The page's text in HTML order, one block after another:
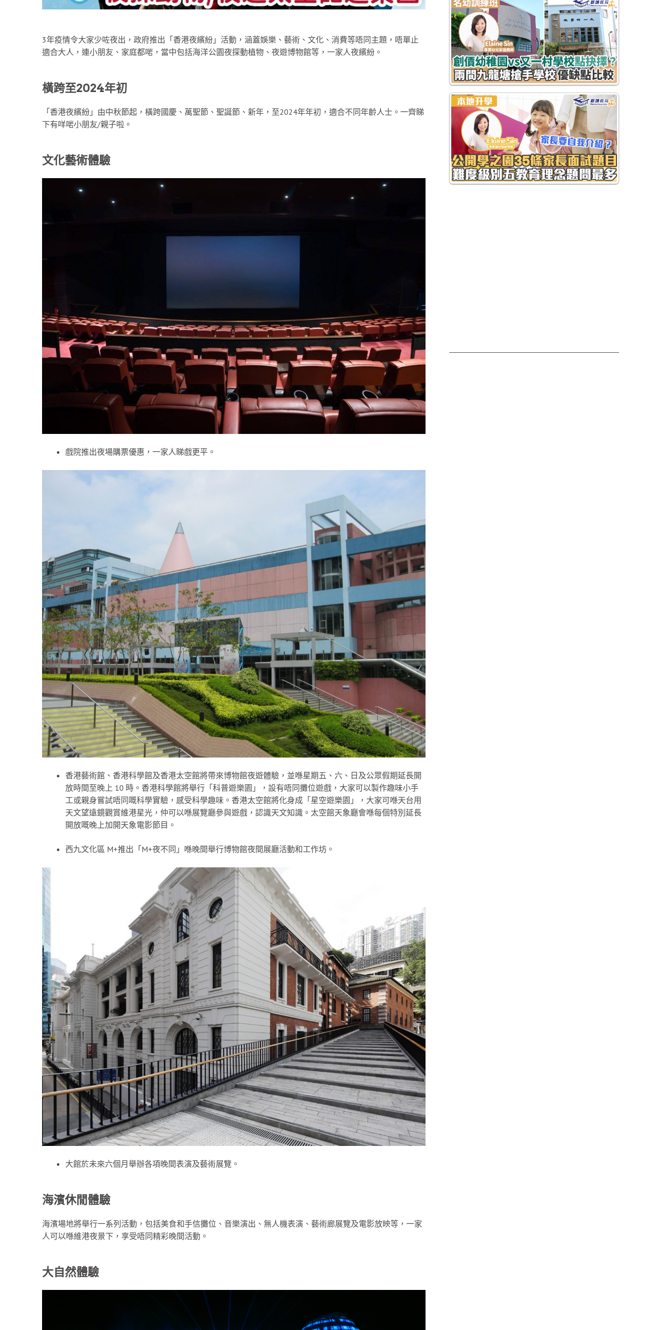
3年疫情令大家少咗夜出，政府推出「香港夜繽紛」活動，涵蓋娛樂、藝術、文化、消費等唔同主題，唔單止
適合大人，連小朋友、家庭都啱，當中包括海洋公園夜探動植物、夜遊博物館等，一家人夜繽紛。
橫跨至2024年初
「香港夜繽紛」由中秋節起，橫跨國慶、萬聖節、聖誕節、新年，至2024年年初，適合不同年齡人士。一齊睇
下有咩啱小朋友/親子啦。
文化藝術體驗
戲院推出夜場購票優惠，一家人睇戲更平。
香港藝術館、香港科學館及香港太空館將帶來博物館夜遊體驗，並喺星期五、六、日及公眾假期延長開
放時間至晚上 10 時。香港科學館將舉行「科普遊樂園」，設有唔同攤位遊戲，大家可以製作趣味小手
工或親身嘗試唔同嘅科學實驗，感受科學趣味。香港太空館將化身成「星空遊樂園」，大家可喺天台用
天文望遠鏡觀賞維港星光，仲可以喺展覽廳參與遊戲，認識天文知識。太空館天象廳會喺每個特別延長
開放嘅晚上加開天象電影節目。
西九文化區 M+推出「M+夜不同」喺晚間舉行博物館夜間展廳活動和工作坊。
大館於未來六個月舉辦各項晚間表演及藝術展覽。
海濱休閒體驗
海濱場地將舉行一系列活動，包括美食和手信攤位、音樂演出、無人機表演、藝術廊展覽及電影放映等，一家
人可以喺維港夜景下，享受唔同精彩晚間活動。
大自然體驗